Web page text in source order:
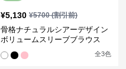
¥5,130 ¥5700(割引前)
骨格ナチュラルシアーデザイン
ボリュームスリーブブラウス
全3色